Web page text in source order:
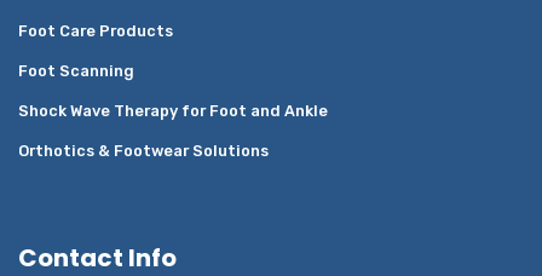
Foot Care Products
Foot Scanning
Shock Wave Therapy for Foot and Ankle
Orthotics & Footwear Solutions
Contact Info